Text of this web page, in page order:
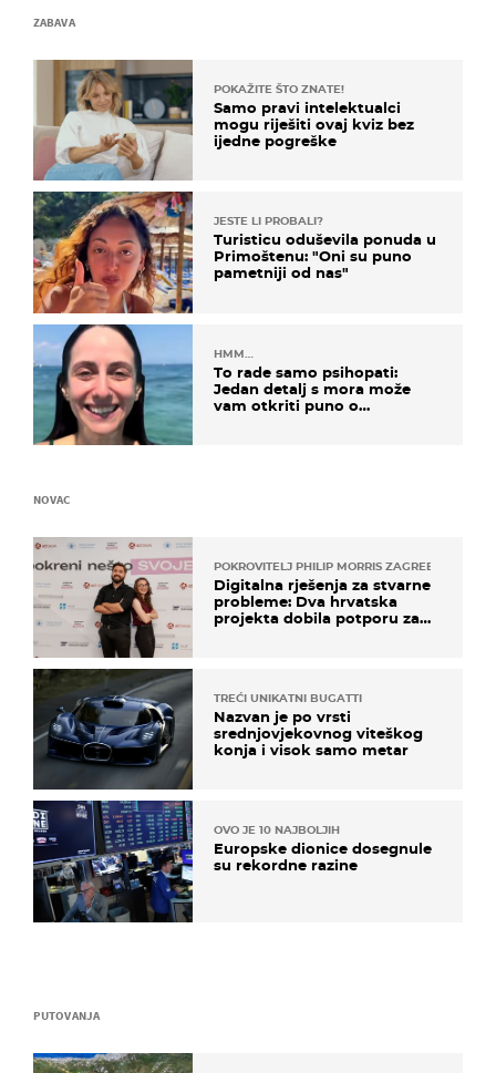
ZABAVA
POKAŽITE ŠTO ZNATE!
Samo pravi intelektualci
mogu riješiti ovaj kviz bez
ijedne pogreške
JESTE LI PROBALI?
Turisticu oduševila ponuda u
Primoštenu: "Oni su puno
pametniji od nas"
HMM…
To rade samo psihopati:
Jedan detalj s mora može
vam otkriti puno o
PUTOVANJA
NOVAC
POKROVITELJ PHILIP MORRIS ZAGREB
Digitalna rješenja za stvarne
probleme: Dva hrvatska
projekta dobila potporu za
TREĆI UNIKATNI BUGATTI
Nazvan je po vrsti
srednjovjekovnog viteškog
konja i visok samo metar
OVO JE 10 NAJBOLJIH
Europske dionice dosegnule
su rekordne razine